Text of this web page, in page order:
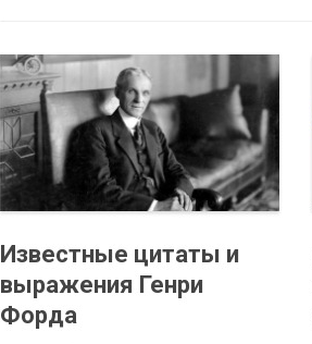
Известные цитаты и
выражения Генри
Форда